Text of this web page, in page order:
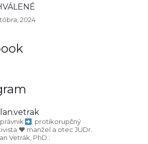
2024
právnik
protikorupčný
♥️ manžel a otec JUDr.
Vetrák, PhD.: